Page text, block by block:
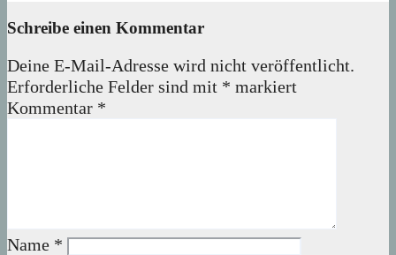
Schreibe einen Kommentar
Deine E-Mail-Adresse wird nicht veröffentlicht.
Erforderliche Felder sind mit * markiert
Kommentar *
Name *